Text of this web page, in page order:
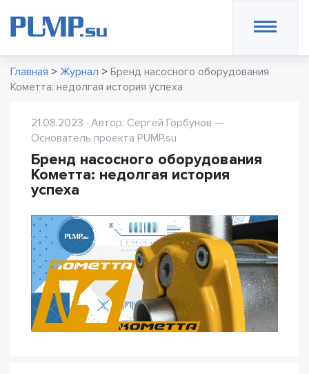
Главная > Журнал > Бренд насосного оборудования
Кометта: недолгая история успеха
21.08.2023 · Автор: Сергей Горбунов —
Основатель проекта PUMP.su
Бренд насосного оборудования
Кометта: недолгая история
успеха